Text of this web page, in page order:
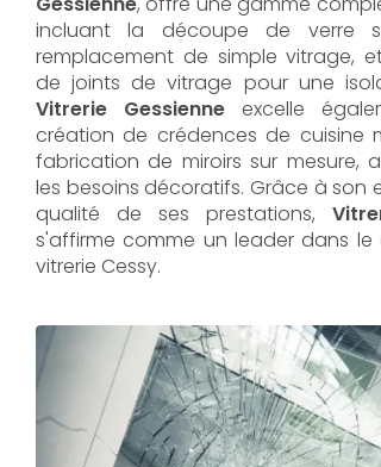
incluant la découpe de verre
remplacement de simple vitrage,
de joints de vitrage pour une
Vitrerie Gessienne excelle
création de crédences de cuisine
fabrication de miroirs sur mesure,
les besoins décoratifs. Grâce à son
qualité de ses prestations,
s'affirme comme un leader dans
vitrerie Cessy.